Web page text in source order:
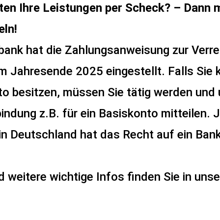
Gleichstellung von
Arbeitsmarkt sowie
Familie und Beruf.
Ihre Leistungen per Scheck? – Dann
hat die Zahlungsanweisung zur
Jahresende 2025 eingestellt. Falls Sie
besitzen, müssen Sie tätig werden und
z.B. für ein Basiskonto mitteilen.
Deutschland hat das Recht auf ein
weitere wichtige Infos finden Sie in